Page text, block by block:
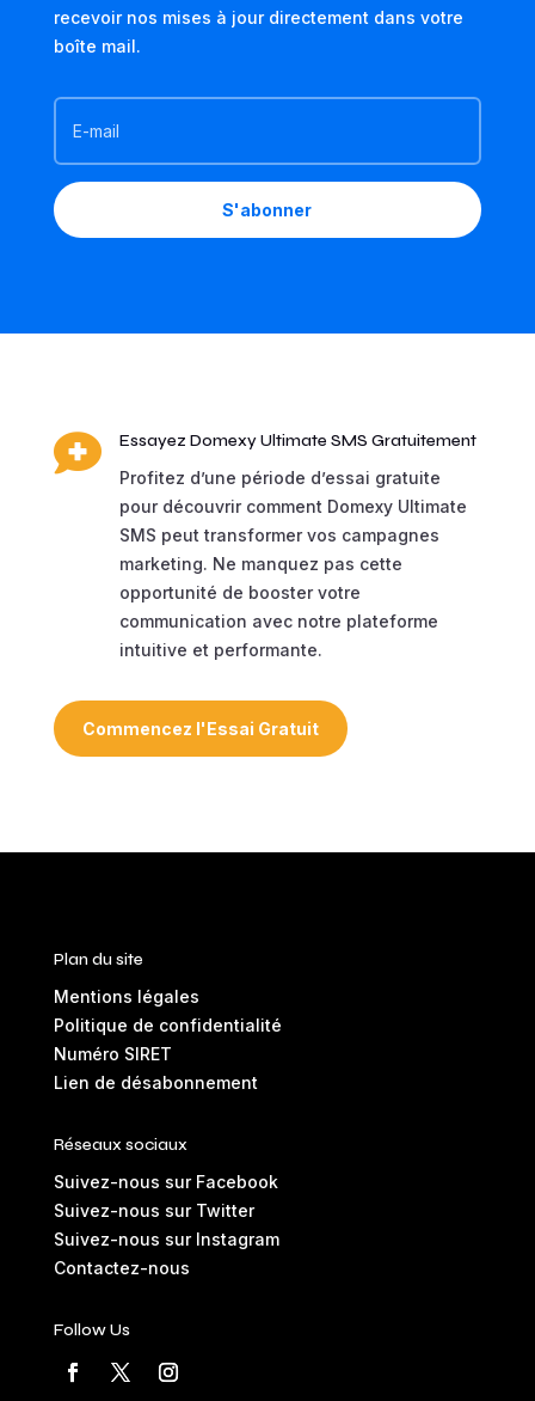
recevoir nos mises à jour directement dans votre
boîte mail.
S'abonner

Essayez Domexy Ultimate SMS Gratuitement
Profitez d’une période d’essai gratuite
pour découvrir comment Domexy Ultimate
SMS peut transformer vos campagnes
marketing. Ne manquez pas cette
opportunité de booster votre
communication avec notre plateforme
intuitive et performante.
Commencez l'Essai Gratuit
Plan du site
Mentions légales
Politique de confidentialité
Numéro SIRET
Lien de désabonnement
Réseaux sociaux
Suivez-nous sur Facebook
Suivez-nous sur Twitter
Suivez-nous sur Instagram
Contactez-nous
Follow Us